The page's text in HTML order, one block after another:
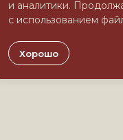
и аналитики.
с использованием
Хорошо